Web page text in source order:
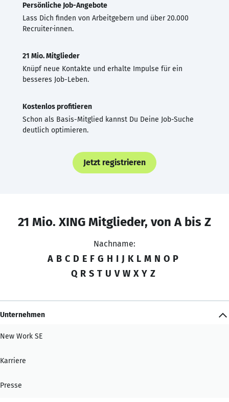
Persönliche Job-Angebote
Lass Dich finden von Arbeitgebern und über 20.000
Recruiter·innen.
21 Mio. Mitglieder
Knüpf neue Kontakte und erhalte Impulse für ein
besseres Job-Leben.
Kostenlos profitieren
Schon als Basis-Mitglied kannst Du Deine Job-Suche
deutlich optimieren.
Jetzt registrieren
21 Mio. XING Mitglieder, von A bis Z
Nachname:
A B C D E F G H I J K L M N O P
Q R S T U V W X Y Z
Unternehmen
New Work SE
Karriere
Presse